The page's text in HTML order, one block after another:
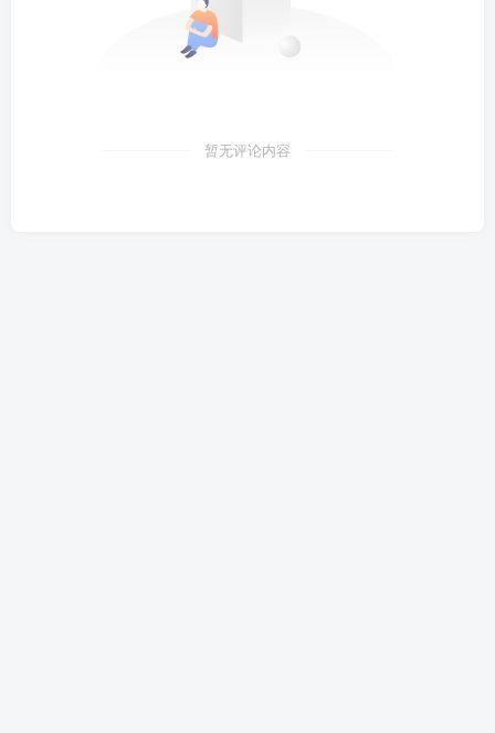
暂无评论内容